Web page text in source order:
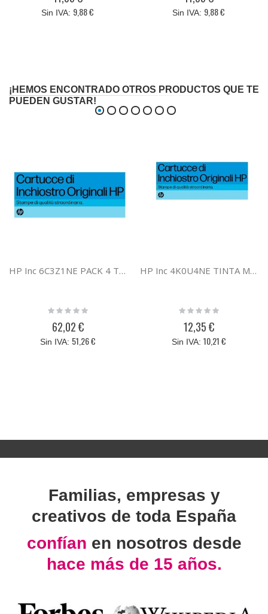
9,88 € 9,88 €
¡HEMOS ENCONTRADO OTROS PRODUCTOS QUE TE
PUEDEN GUSTAR!
HP Inc 6C3Z1NE PACK 4 TINTAS CMYK HP 924
Rating:
62,02 €
51,26 €
HP Inc 4K0U4NE TINTA MAGENTA HP 924
Rating:
12,35 €
10,21 €
Familias, empresas y
creativos de toda España
confían en nosotros desde
hace más de 15 años.